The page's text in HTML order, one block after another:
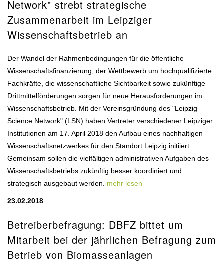
Network" strebt strategische
Zusammenarbeit im Leipziger
Wissenschaftsbetrieb an
Der Wandel der Rahmenbedingungen für die öffentliche
Wissenschaftsfinanzierung, der Wettbewerb um hochqualifizierte
Fachkräfte, die wissenschaftliche Sichtbarkeit sowie zukünftige
Drittmittelförderungen sorgen für neue Herausforderungen im
Wissenschaftsbetrieb. Mit der Vereinsgründung des "Leipzig
Science Network" (LSN) haben Vertreter verschiedener Leipziger
Institutionen am 17. April 2018 den Aufbau eines nachhaltigen
Wissenschaftsnetzwerkes für den Standort Leipzig initiiert.
Gemeinsam sollen die vielfältigen administrativen Aufgaben des
Wissenschaftsbetriebs zukünftig besser koordiniert und
strategisch ausgebaut werden. mehr lesen
23.02.2018
Betreiberbefragung: DBFZ bittet um
Mitarbeit bei der jährlichen Befragung zum
Betrieb von Biomasseanlagen